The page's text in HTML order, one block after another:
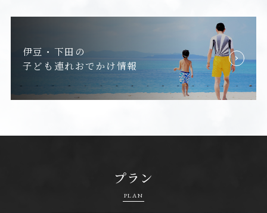
伊豆・下田の
子ども連れおでかけ情報
プラン
PLAN